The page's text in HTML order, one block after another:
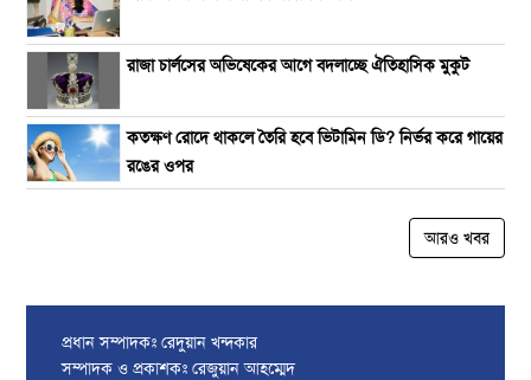
রাজা চার্লসের অভিষেকের আগে বদলাচ্ছে ঐতিহাসিক মুকুট
কতক্ষণ রোদে থাকলে তৈরি হবে ভিটামিন ডি? নির্ভর করে গায়ের
রঙের ওপর
আরও খবর
প্রধান সম্পাদকঃ রেদুয়ান খন্দকার
সম্পাদক ও প্রকাশকঃ রেজুয়ান আহম্মেদ